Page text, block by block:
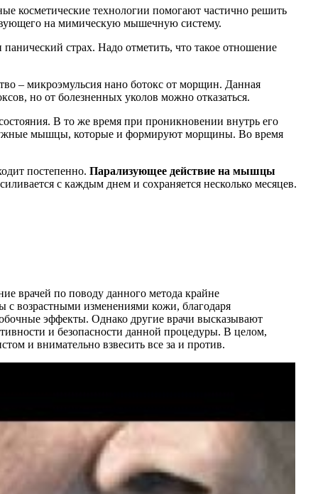
косметические технологии помогают частично решить
на мимическую мышечную систему.
страх. Надо отметить, что такое отношение
– микроэмульсия нано ботокс от морщин. Данная
но от болезненных уколов можно отказаться.
В то же время при проникновении внутрь его
мышцы, которые и формируют морщины. Во время
постепенно. Парализующее действие на мышцы
с каждым днем и сохраняется несколько месяцев.
врачей по поводу данного метода крайне
с возрастными изменениями кожи, благодаря
эффекты. Однако другие врачи высказывают
и безопасности данной процедуры. В целом,
и внимательно взвесить все за и против.